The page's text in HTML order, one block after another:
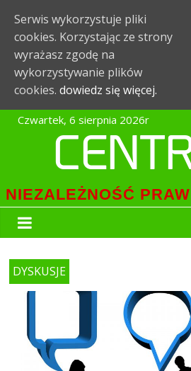
Czwartek, 6 sierpnia 2026r
NIEZALEŻNOŚĆ
DYSKUSJE
Serwis wykorzystuje pliki
cookies. Korzystając ze strony
wyrażasz zgodę na
wykorzystywanie plików
cookies. dowiedz się więcej.